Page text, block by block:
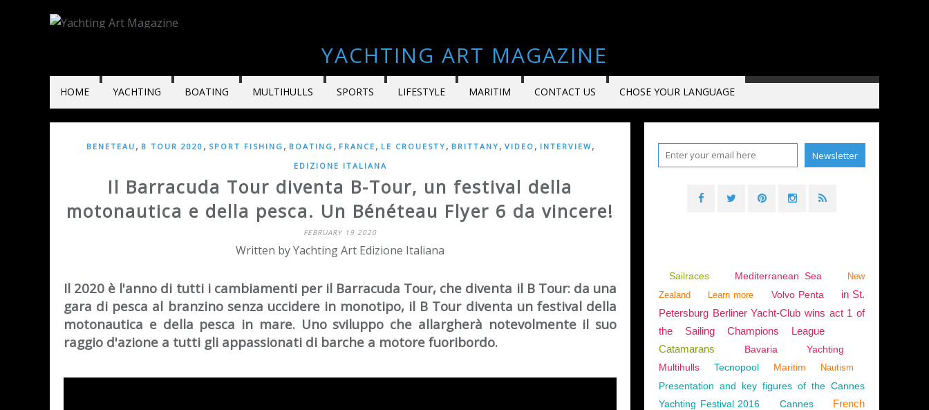
YACHTING ART MAGAZINE
HOME YACHTING BOATING MULTIHULLS SPORTS LIFESTYLE MARITIM CONTACT US CHOSE YOUR LANGUAGE
BENETEAU , B TOUR 2020 , SPORT FISHING , BOATING , FRANCE , LE CROUESTY , BRITTANY , VIDEO , INTERVIEW,
EDIZIONE ITALIANA
Il Barracuda Tour diventa B-Tour, un festival della
motonautica e della pesca. Un Bénéteau Flyer 6 da vincere!
FEBRUARY 19 2020
Written by Yachting Art Edizione Italiana
Il 2020 è l'anno di tutti i cambiamenti per il Barracuda Tour, che diventa il B Tour: da una
gara di pesca al branzino senza uccidere in monotipo, il B Tour diventa un festival della
motonautica e della pesca in mare. Uno sviluppo che allargherà notevolmente il suo
raggio d'azione a tutti gli appassionati di barche a motore fuoribordo.
Sailraces Mediterranean Sea
New
Zealand
Learn more Volvo Penta
in St.
Petersburg Berliner Yacht-Club wins act 1 of
the Sailing Champions League
Catamarans
Bavaria
Yachting
Multihulls
Tecnopool Maritim Nautism
Presentation and key figures of the Cannes
Yachting Festival 2016
Cannes
French